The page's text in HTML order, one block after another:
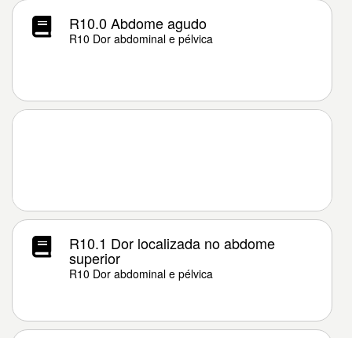
R10.0 Abdome agudo
R10 Dor abdominal e pélvica
R10.1 Dor localizada no abdome
superior
R10 Dor abdominal e pélvica